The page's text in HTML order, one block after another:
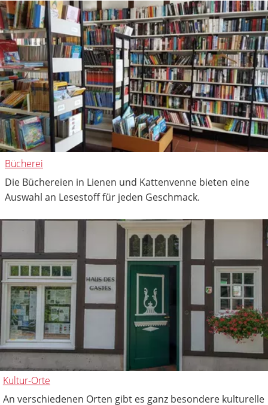
Bücherei
Die Büchereien in Lienen und Kattenvenne bieten eine
Auswahl an Lesestoff für jeden Geschmack.
Kultur-Orte
An verschiedenen Orten gibt es ganz besondere kulturelle